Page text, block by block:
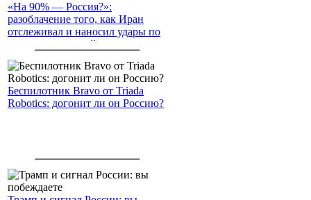
«На 90% — Россия?»:
разоблачение того, как Иран
отслеживал и наносил удары по
американским войскам
Беспилотник Bravo от Triada
Robotics: догонит ли он Россию?